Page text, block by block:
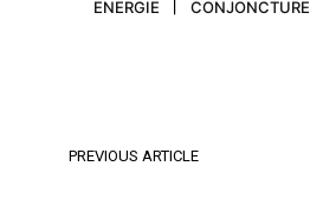
ENERGIE CONJONCTURE
PREVIOUS ARTICLE